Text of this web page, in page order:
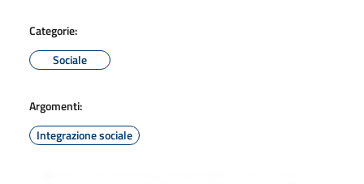
Categorie:
Sociale
Argomenti:
Integrazione sociale